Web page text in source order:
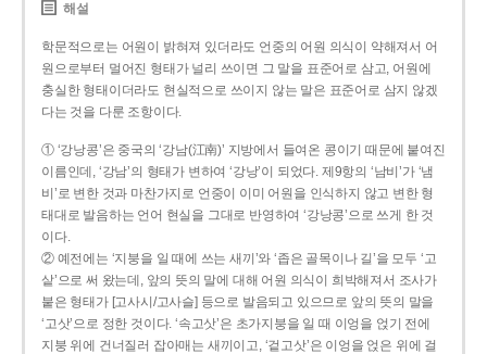
해설
학문적으로는 어원이 밝혀져 있더라도 언중의 어원 의식이 약해져서 어
원으로부터 멀어진 형태가 널리 쓰이면 그 말을 표준어로 삼고, 어원에
충실한 형태이더라도 현실적으로 쓰이지 않는 말은 표준어로 삼지 않겠
다는 것을 다룬 조항이다.
① ‘강낭콩’은 중국의 ‘강남(江南)’ 지방에서 들여온 콩이기 때문에 붙여진
이름인데, ‘강남’의 형태가 변하여 ‘강낭’이 되었다. 제9항의 ‘남비’가 ‘냄
비’로 변한 것과 마찬가지로 언중이 이미 어원을 인식하지 않고 변한 형
태대로 발음하는 언어 현실을 그대로 반영하여 ‘강낭콩’으로 쓰게 한 것
이다.
② 예전에는 ‘지붕을 일 때에 쓰는 새끼’와 ‘좁은 골목이나 길’을 모두 ‘고
샅’으로 써 왔는데, 앞의 뜻의 말에 대해 어원 의식이 희박해져서 조사가
붙은 형태가 [고사시/고사슬] 등으로 발음되고 있으므로 앞의 뜻의 말을
‘고삿’으로 정한 것이다. ‘속고삿’은 초가지붕을 일 때 이엉을 얹기 전에
지붕 위에 건너질러 잡아매는 새끼이고, ‘겉고삿’은 이엉을 얹은 위에 걸